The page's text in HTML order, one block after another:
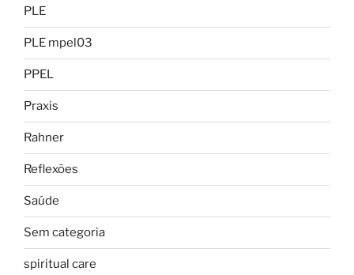
PLE
PLE mpel03
PPEL
Praxis
Rahner
Reflexões
Saúde
Sem categoria
spiritual care